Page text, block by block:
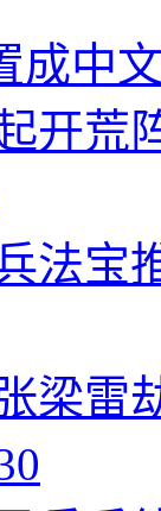
成中
开荒
法宝
梁雷